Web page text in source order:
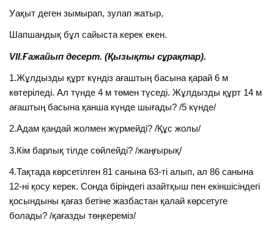
Уақыт деген зымырап, зулап жатыр,
Шапшандық бұл сайыста керек екен.
VII.Ғажайып десерт. (Қызықты сұрақтар).
1.Жұлдызды құрт күндіз ағаштың басына қарай 6 м
көтеріледі. Ал түнде 4 м төмен түседі. Жұлдызды құрт 14 м
ағаштың басына қанша күнде шығады? /5 күнде/
2.Адам қандай жолмен жүрмейді? /Құс жолы/
3.Кім барлық тілде сөйлейді? /жаңғырық/
4.Тақтада көрсетілген 81 санына 63-ті алып, ал 86 санына
12-ні қосу керек. Сонда біріндегі азайтқыш пен екіншісіндегі
қосындыны қағаз бетіне жазбастан қалай көрсетуге
болады? /қағазды төңкереміз/